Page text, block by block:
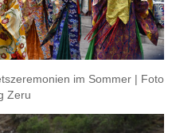
im Sommer | Foto
Zeru